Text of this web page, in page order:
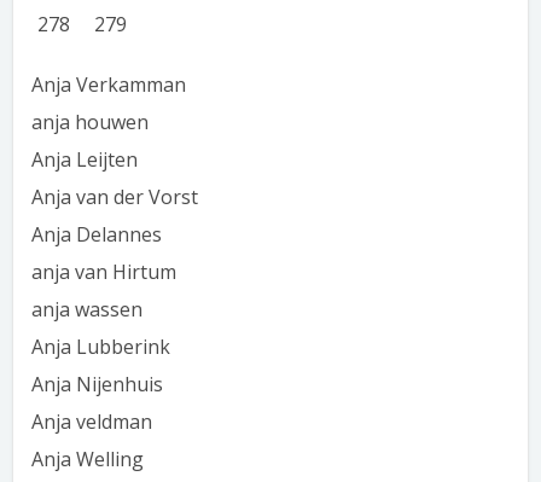
278
279
Anja Verkamman
anja houwen
Anja Leijten
Anja van der Vorst
Anja Delannes
anja van Hirtum
anja wassen
Anja Lubberink
Anja Nijenhuis
Anja veldman
Anja Welling